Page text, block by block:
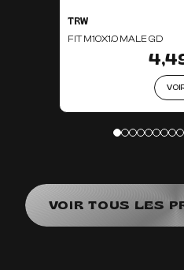
TRW
FIT M10X1.0 MALE GD
VOIR TOUS LES